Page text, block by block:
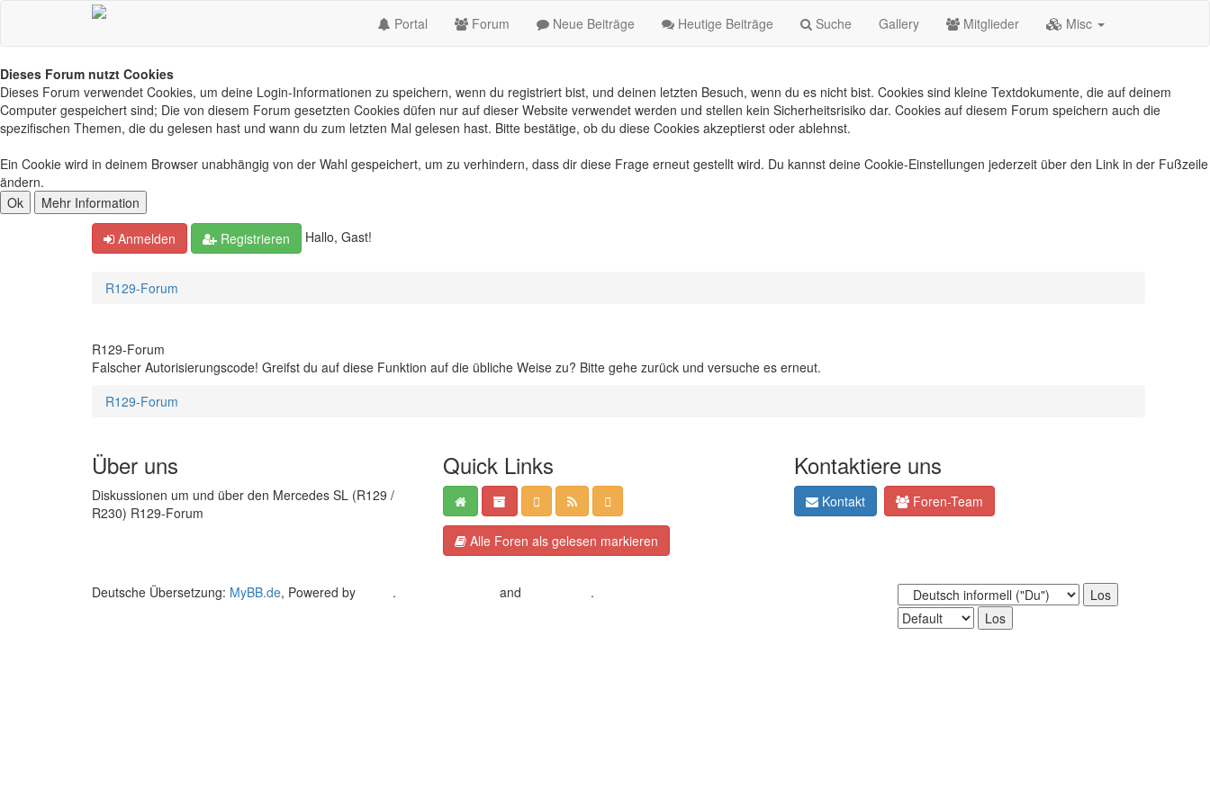
Portal Forum Neue Beiträge Heutige Beiträge Suche Gallery Mitglieder Misc
Dieses Forum nutzt Cookies
Dieses Forum verwendet Cookies, um deine Login-Informationen zu speichern, wenn du registriert bist, und deinen letzten Besuch, wenn du es nicht bist. Cookies sind kleine Textdokumente, die auf deinem
Computer gespeichert sind; Die von diesem Forum gesetzten Cookies düfen nur auf dieser Website verwendet werden und stellen kein Sicherheitsrisiko dar. Cookies auf diesem Forum speichern auch die
spezifischen Themen, die du gelesen hast und wann du zum letzten Mal gelesen hast. Bitte bestätige, ob du diese Cookies akzeptierst oder ablehnst.
Ein Cookie wird in deinem Browser unabhängig von der Wahl gespeichert, um zu verhindern, dass dir diese Frage erneut gestellt wird. Du kannst deine Cookie-Einstellungen jederzeit über den Link in der Fußzeile
ändern.
Anmelden Registrieren Hallo, Gast!
R129-Forum
R129-Forum
Falscher Autorisierungscode! Greifst du auf diese Funktion auf die übliche Weise zu? Bitte gehe zurück und versuche es erneut.
R129-Forum
Über uns
Diskussionen um und über den Mercedes SL (R129 /
R230) R129-Forum
Quick Links
Alle Foren als gelesen markieren
Kontaktiere uns
Kontakt Foren-Team
Deutsche Übersetzung: MyBB.de, Powered by . and .